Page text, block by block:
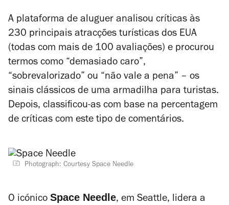
A plataforma de aluguer analisou críticas às
230 principais atracções turísticas dos EUA
(todas com mais de 100 avaliações) e procurou
termos como “demasiado caro”,
“sobrevalorizado” ou “não vale a pena” – os
sinais clássicos de uma armadilha para turistas.
Depois, classificou-as com base na percentagem
de críticas com este tipo de comentários.
Photograph: Courtesy Space Needle
O icónico Space Needle, em Seattle, lidera a